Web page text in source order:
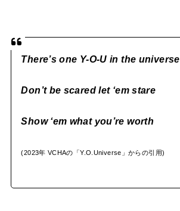
There’s one Y-O-U in the universe
Don’t be scared let ‘em stare
Show ‘em what you’re worth
(2023年 VCHAの「Y.O.Universe」からの引用)